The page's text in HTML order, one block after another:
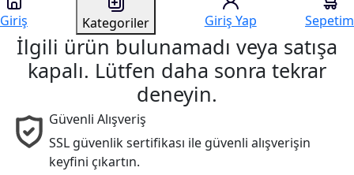
Giriş Kategoriler Giriş Yap Sepetim
İlgili ürün bulunamadı veya satışa
kapalı. Lütfen daha sonra tekrar
deneyin.
Güvenli Alışveriş
SSL güvenlik sertifikası ile güvenli alışverişin
keyfini çıkartın.